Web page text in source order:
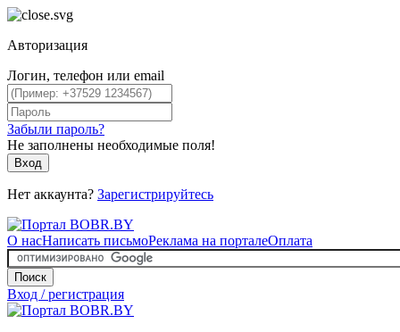
Авторизация
Логин, телефон или email
Забыли пароль?
Не заполнены необходимые поля!
Вход
Нет аккаунта? Зарегистрируйтесь
О насНаписать письмоРеклама на порталеОплата
Поиск
Вход / регистрация